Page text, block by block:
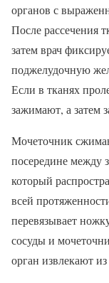
органов с
После рассечения
затем врач
поджелудочную
Если в тканях
зажимают, а затем
Мочеточник
посередине между
который
всей
перевязывает
сосуды и
орган извлекают из